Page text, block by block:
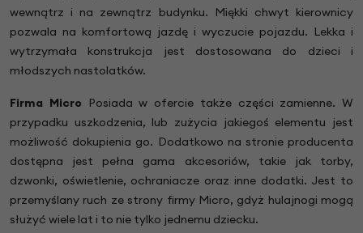
wewnątrz i na zewnątrz budynku. Miękki chwyt kierownicy
pozwala na komfortową jazdę i wyczucie pojazdu. Lekka i
wytrzymała konstrukcja jest dostosowana do dzieci i
młodszych nastolatków.
Firma Micro Posiada w ofercie także części zamienne. W
przypadku uszkodzenia, lub zużycia jakiegoś elementu jest
możliwość dokupienia go. Dodatkowo na stronie producenta
dostępna jest pełna gama akcesoriów, takie jak torby,
dzwonki, oświetlenie, ochraniacze oraz inne dodatki. Jest to
przemyślany ruch ze strony firmy Micro, gdyż hulajnogi mogą
służyć wiele lat i to nie tylko jednemu dziecku.